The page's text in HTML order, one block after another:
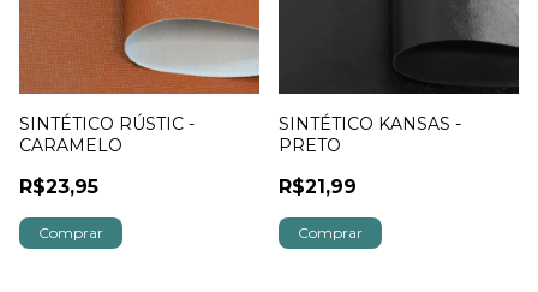
SINTÉTICO RÚSTIC -
CARAMELO
R$23,95
SINTÉTICO KANSAS -
PRETO
R$21,99